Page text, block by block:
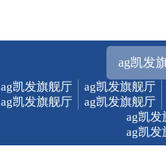
ag凯发
ag凯发旗舰厅
ag凯发旗舰厅
ag凯发旗舰厅
ag凯发旗舰厅
ag凯发
ag凯发